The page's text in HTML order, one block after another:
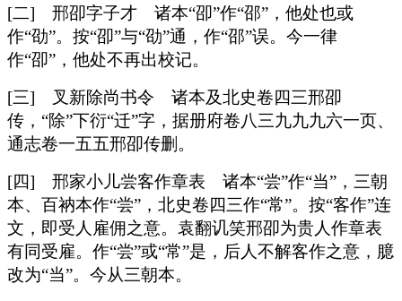
[二] 邢卲字子才 诸本“卲”作“邵”，他处也或
作“劭”。按“卲”与“劭”通，作“邵”误。今一律
作“卲”，他处不再出校记。
[三] 叉新除尚书令 诸本及北史卷四三邢卲
传，“除”下衍“迁”字，据册府卷八三九九九六一页、
通志卷一五五邢卲传删。
[四] 邢家小儿尝客作章表 诸本“尝”作“当”，三朝
本、百衲本作“尝”，北史卷四三作“常”。按“客作”连
文，即受人雇佣之意。袁翻讥笑邢卲为贵人作章表
有同受雇。作“尝”或“常”是，后人不解客作之意，臆
改为“当”。今从三朝本。